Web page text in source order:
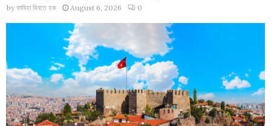
by ফাবিহা বিনতে হক August 6, 2026 0